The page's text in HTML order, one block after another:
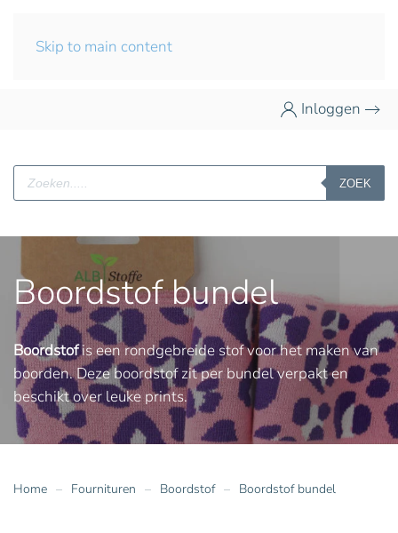
Skip to main content
Inloggen
Producten
zoeken
ZOEK
Boordstof bundel
Boordstofis een rondgebreide stof voor het maken van
boorden. Deze boordstof zit per bundel verpakt en
beschikt over leuke prints.
Home Fournituren Boordstof Boordstof bundel